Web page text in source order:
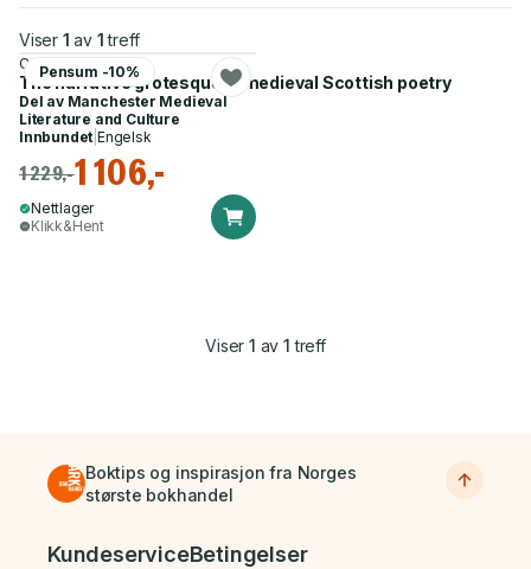
Viser 1 av 1 treff
Pensum -10%
Caitlin Flynn
The narrative grotesque in medieval Scottish poetry
Del av Manchester Medieval
Literature and Culture
Innbundet |Engelsk
1 229,-1 106,-
Nettlager
Klikk&Hent
Viser1 av 1 treff
Boktips og inspirasjon fra Norges
største bokhandel
Bunnmeny
KundeserviceBetingelser